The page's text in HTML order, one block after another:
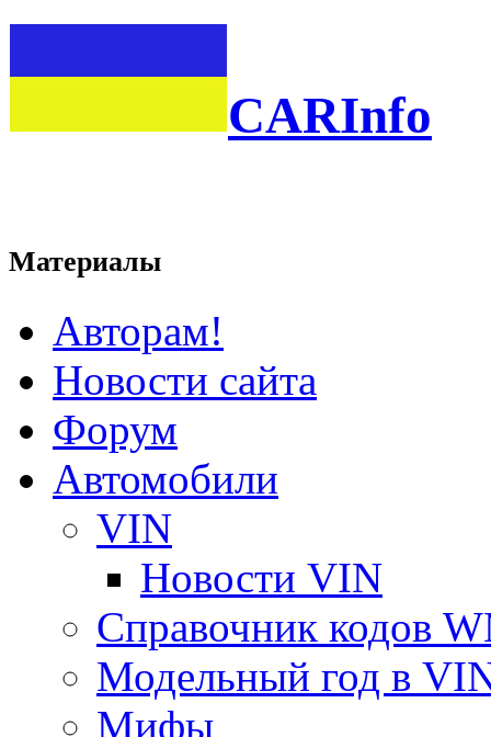
CARInfo
Материалы
Авторам!
Новости сайта
Форум
Автомобили
VIN
Новости VIN
Справочник кодов
Модельный год в
Мифы